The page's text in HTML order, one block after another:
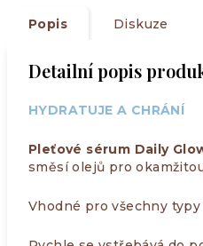
Popis Diskuze
Detailní popis
HYDRATUJE A CHRÁNÍ
Pleťové sérum Daily
směsí olejů pro
Vhodné pro všechny